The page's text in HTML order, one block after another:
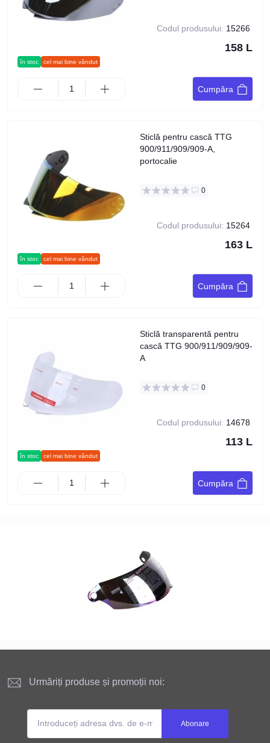
în stoc cel mai bine vândut
Codul produsului: 15266
158 L
Cumpăra
în stoc cel mai bine vândut
Sticlă pentru cască TTG
900/911/909/909-A,
portocalie
0
Codul produsului: 15264
163 L
Cumpăra
în stoc cel mai bine vândut
Sticlă transparentă pentru
cască TTG 900/911/909/909-
A
0
Codul produsului: 14678
113 L
Cumpăra
Urmăriți produse și promoții noi:
Abonare